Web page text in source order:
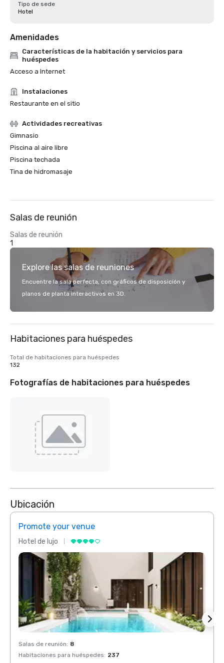
Tipo de sede
Hotel
Amenidades
Características de la habitación y servicios para
huéspedes
Acceso a Internet
Instalaciones
Restaurante en el sitio
Actividades recreativas
Gimnasio
Piscina al aire libre
Piscina techada
Tina de hidromasaje
Salas de reunión
Salas de reunión
1
Explore las salas de reuniones
Encuentre la sala perfecta, con gráficos de disposición y
planos de planta interactivos en 3D.
Habitaciones para huéspedes
Total de habitaciones para huéspedes
132
Fotografías de habitaciones para huéspedes
Ubicación
Promote your venue
Hotel de lujo
Salas de reunión: 8
Habitaciones para huéspedes: 237